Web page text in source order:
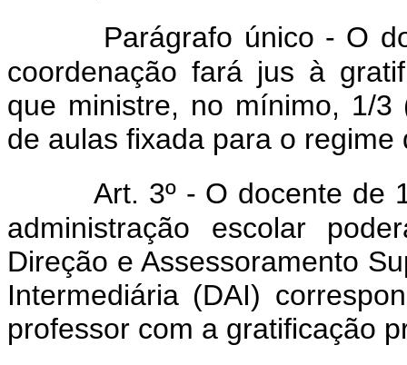
Parágrafo único - O
coordenação fará jus à
que ministre, no mínimo, 1/
de aulas fixada para o regime
Art. 3º - O docente de
administração escolar
Direção e Assessoramento
Intermediária (DAI)
professor com a gratificação